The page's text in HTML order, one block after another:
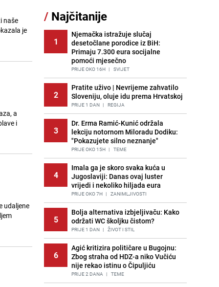
naše
je
a
i
udaljene
/ Najčitanije
1
Njemačka istražuje slučaj
desetočlane porodice iz BiH:
Primaju 7.300 eura socijalne
pomoći mjesečno
PRIJE OKO 16H | SVIJET
2
Pratite uživo | Nevrijeme zahvatilo
Sloveniju, oluje idu prema Hrvatskoj
PRIJE 1 DAN | REGIJA
3
Dr. Erma Ramić-Kunić održala
lekciju notornom Miloradu Dodiku:
"Pokazujete silno neznanje"
PRIJE OKO 15H | TEME
4
Imala ga je skoro svaka kuća u
Jugoslaviji: Danas ovaj luster
vrijedi i nekoliko hiljada eura
PRIJE OKO 7H | ZANIMLJIVOSTI
5
Bolja alternativa izbjeljivaču: Kako
održati WC školjku čistom?
PRIJE 1 DAN | ŽIVOT I STIL
6
Agić kritizira političare u Bugojnu:
Zbog straha od HDZ-a niko Vučiću
nije rekao istinu o Čipuljiću
PRIJE 2 DANA | TEME